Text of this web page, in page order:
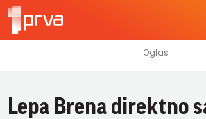
Lepa Brena direktno